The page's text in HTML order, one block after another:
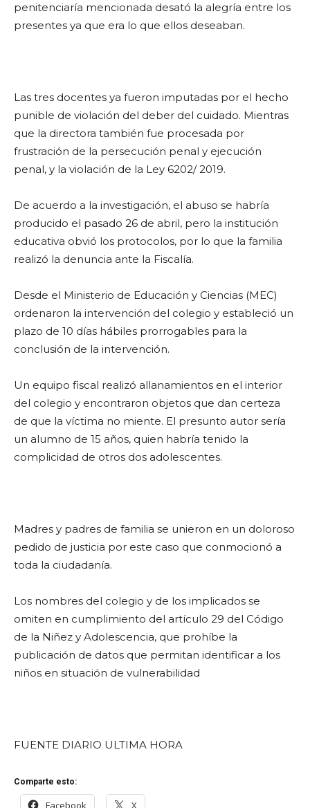
penitenciaría mencionada desató la alegría entre los
presentes ya que era lo que ellos deseaban.
Las tres docentes ya fueron imputadas por el hecho
punible de violación del deber del cuidado. Mientras
que la directora también fue procesada por
frustración de la persecución penal y ejecución
penal, y la violación de la Ley 6202/ 2019.
De acuerdo a la investigación, el abuso se habría
producido el pasado 26 de abril, pero la institución
educativa obvió los protocolos, por lo que la familia
realizó la denuncia ante la Fiscalía.
Desde el Ministerio de Educación y Ciencias (MEC)
ordenaron la intervención del colegio y estableció un
plazo de 10 días hábiles prorrogables para la
conclusión de la intervención.
Un equipo fiscal realizó allanamientos en el interior
del colegio y encontraron objetos que dan certeza
de que la víctima no miente. El presunto autor sería
un alumno de 15 años, quien habría tenido la
complicidad de otros dos adolescentes.
Madres y padres de familia se unieron en un doloroso
pedido de justicia por este caso que conmocionó a
toda la ciudadanía.
Los nombres del colegio y de los implicados se
omiten en cumplimiento del artículo 29 del Código
de la Niñez y Adolescencia, que prohíbe la
publicación de datos que permitan identificar a los
niños en situación de vulnerabilidad
FUENTE DIARIO ULTIMA HORA
Comparte esto:
Facebook X